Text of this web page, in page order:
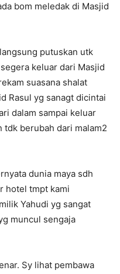
bom meledak di Masjid
putuskan utk
keluar dari Masjid
suasana shalat
Rasul yg sanagt dicintai
dalam sampai keluar
tdk berubah dari malam2
dunia maya sdh
hotel tmpt kami
Yahudi yg sangat
muncul sengaja
Sy lihat pembawa